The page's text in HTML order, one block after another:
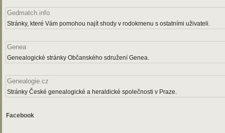
Gedmatch.info
Stránky, které Vám pomohou najít shody v rodokmenu s ostatními uživateli.
Genea
Genealogické stránky Občanského sdružení Genea.
Genealogie.cz
Stránky České genealogické a heraldické společnosti v Praze.
Facebook